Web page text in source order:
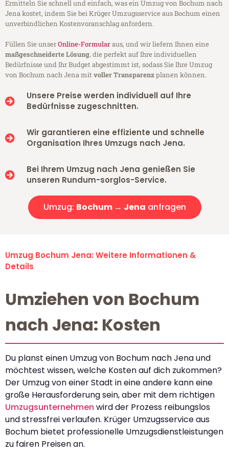
Ermitteln Sie schnell und einfach, was ein Umzug von Bochum nach
Jena kostet, indem Sie bei Krüger Umzugsservice aus Bochum einen
unverbindlichen Kostenvoranschlag anfordern.
Füllen Sie unserOnline-Formularaus, und wir liefern Ihnen eine
maßgeschneiderte Lösung, die perfekt auf Ihre individuellen
Bedürfnisse und Ihr Budget abgestimmt ist, sodass Sie Ihre Umzug
von Bochum nach Jena mitvoller Transparenzplanen können.
Unsere Preise werden individuell auf Ihre
Bedürfnisse zugeschnitten.
Wir garantieren eine effiziente und schnelle
Organisation Ihres Umzugs nach Jena.
Bei Ihrem Umzug nach Jena genießen Sie
unseren Rundum-sorglos-Service.
Umzug: Bochum → Jena anfragen
Umzug Bochum Jena: Weitere Informationen &
Details
Umziehen von Bochum
nach Jena: Kosten
Du planst einen Umzug von Bochum nach Jena und
möchtest wissen, welche Kosten auf dich zukommen?
Der Umzug von einer Stadt in eine andere kann eine
große Herausforderung sein, aber mit dem richtigen
Umzugsunternehmen wird der Prozess reibungslos
und stressfrei verlaufen. Krüger Umzugsservice aus
Bochum bietet professionelle Umzugsdienstleistungen
zu fairen Preisen an.